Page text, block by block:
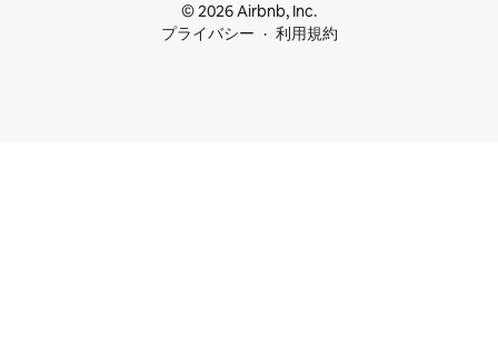
© 2026 Airbnb, Inc.
プライバシー
利用規約